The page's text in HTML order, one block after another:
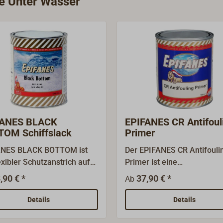
BLACK
Schiffslack
BLACK BOTTOM ist
Schutzanstrich auf
für den Bereich
unter der
moderne
des traditionellen
€ *
Details
EPIFANES CR
Primer
Der EPIFANES CR
Primer ist eine
aluminiumpigmentierte,
universelle
Grundierung auf Basis von
Kautschuk. Geeignet für
Ab 37,90 € *
Details